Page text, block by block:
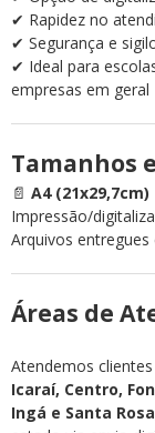
✔ Rapidez no
✔ Segurança e
✔ Ideal para
empresas em geral
Tamanhos
📄 A4 (21x29,7cm)
Impressão/
Arquivos entregues
Áreas de
Atendemos
Icaraí, Centro,
Ingá e Santa Rosa